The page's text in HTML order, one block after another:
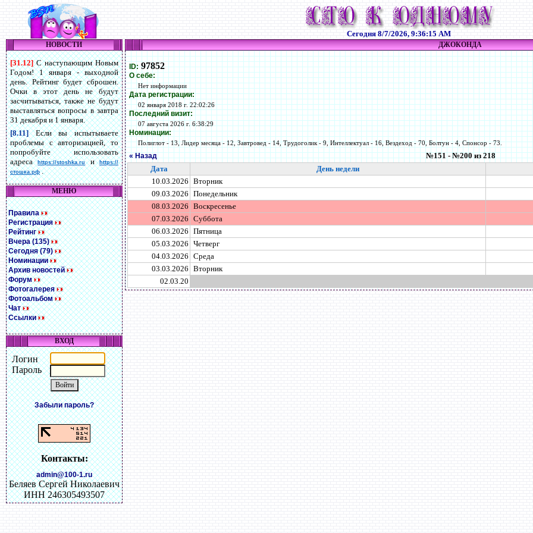
Сегодня 8/7/2026, 9:36:15 AM
НОВОСТИ
[31.12]С наступающим Новым
Годом! 1 января - выходной
день. Рейтинг будет сброшен.
Очки в этот день не будут
засчитываться, также не будут
выставляться вопросы в завтра
31 декабря и 1 января.
[8.11]Если вы испытываете
проблемы с авторизацией, то
попробуйте использовать
адресаhttps://stoshka.ruиhttps://
стошка.рф.
МЕНЮ
Правила
Регистрация
Рейтинг
Вчера (135)
Сегодня (79)
Номинации
Архив новостей
Форум
Фотогалерея
Фотоальбом
Чат
Ссылки
ВХОД
Логин
Пароль
Забыли пароль?
Контакты:
admin@100-1.ru
Беляев Сергей Николаевич
ИНН 246305493507
ДЖОКОНДА
ID: 97852
О себе:
Нет информации
Дата регистрации:
02 января 2018 г. 22:02:26
Последний визит:
07 августа 2026 г. 6:38:29
Номинации:
Полиглот - 13, Лидер месяца - 12, Завтровед - 14, Трудоголик - 9, Интеллектуал - 16, Вездеход - 70, Болтун - 4, Спонсор - 73.
« Назад №151 - №200 из 218
Дата День недели
10.03.2026 Вторник
09.03.2026 Понедельник
08.03.2026 Воскресенье
07.03.2026 Суббота
06.03.2026 Пятница
05.03.2026 Четверг
04.03.2026 Среда
03.03.2026 Вторник
02.03.20